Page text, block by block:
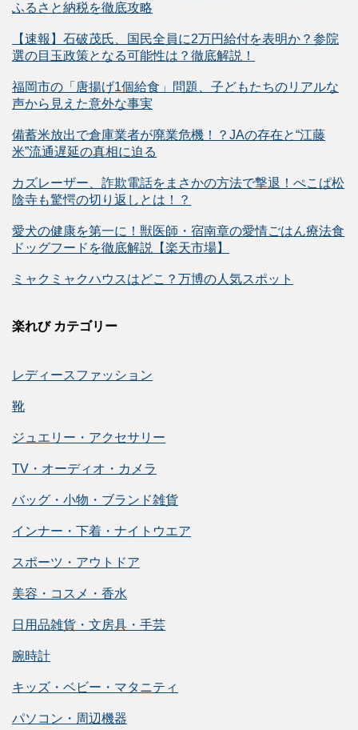
ふるさと納税を徹底攻略
【速報】石破茂氏、国民全員に2万円給付を表明か？参院
選の目玉政策となる可能性は？徹底解説！
福岡市の「唐揚げ1個給食」問題、子どもたちのリアルな
声から見えた意外な事実
備蓄米放出で倉庫業者が廃業危機！？JAの存在と“江藤
米”流通遅延の真相に迫る
カズレーザー、詐欺電話をまさかの方法で撃退！ぺこぱ松
陰寺も驚愕の切り返しとは！？
愛犬の健康を第一に！獣医師・宿南章の愛情ごはん療法食
ドッグフードを徹底解説【楽天市場】
ミャクミャクハウスはどこ？万博の人気スポット
楽れび カテゴリー
レディースファッション
靴
ジュエリー・アクセサリー
TV・オーディオ・カメラ
バッグ・小物・ブランド雑貨
インナー・下着・ナイトウエア
スポーツ・アウトドア
美容・コスメ・香水
日用品雑貨・文房具・手芸
腕時計
キッズ・ベビー・マタニティ
パソコン・周辺機器